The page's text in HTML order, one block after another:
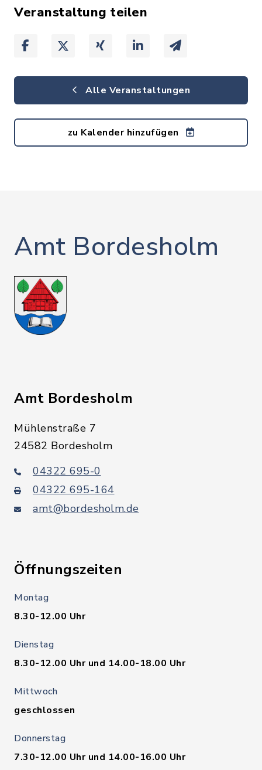
Veranstaltung teilen
Alle Veranstaltungen
zu Kalender hinzufügen
Amt Bordesholm
Amt Bordesholm
Mühlenstraße 7
24582 Bordesholm
04322 695-0
04322 695-164
amt@bordesholm.de
Öffnungszeiten
Montag
8.30-12.00 Uhr
Dienstag
8.30-12.00 Uhr und 14.00-18.00 Uhr
Mittwoch
geschlossen
Donnerstag
7.30-12.00 Uhr und 14.00-16.00 Uhr